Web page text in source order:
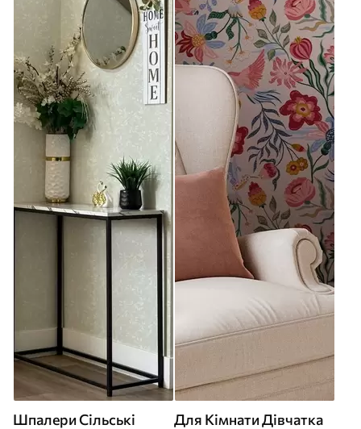
Шпалери Сільські Для Кімнати Дівчатка